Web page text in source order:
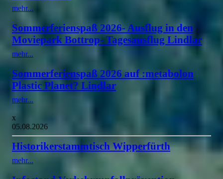
mehr...
Sommerferienspaß 2026- Ausflug in den
Moviepark Bottrop- Tagesausflug Lindlar
mehr...
Sommerferienspaß 2026 auf :metabolon
Plastic Planet? Lindlar
mehr...
x
05.08.2026
Historikerstammtisch Wipperfürth
mehr...